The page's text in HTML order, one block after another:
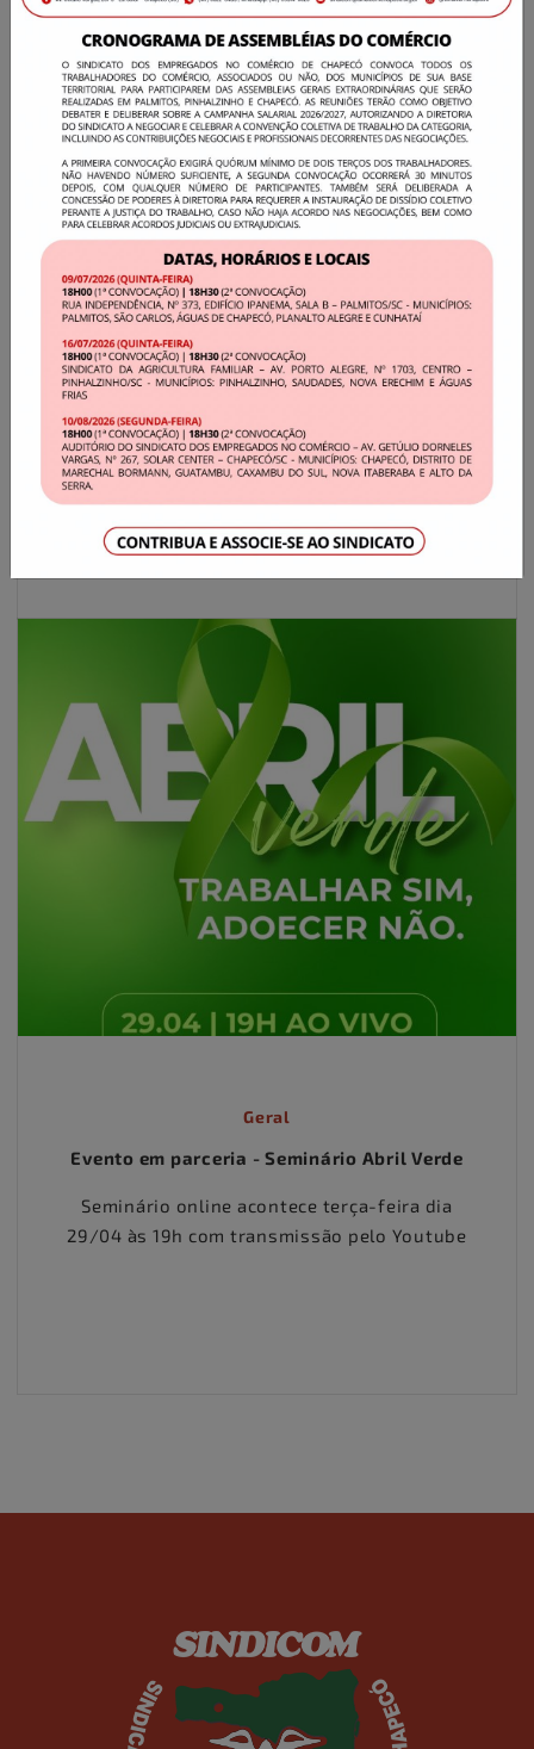
Geral
Comércio em Chapecó fecha no dia 1º de
maio, Dia do Trabalhador
Comunicado: Conforme estabelecido na
convenção coletiva, o Comércio estará
fechado em chapecó no dia 01/05 - feriado do
normalmente.
Geral
Evento em parceria - Seminário Abril Verde
Seminário online acontece terça-feira dia
29/04 às 19h com transmissão pelo Youtube